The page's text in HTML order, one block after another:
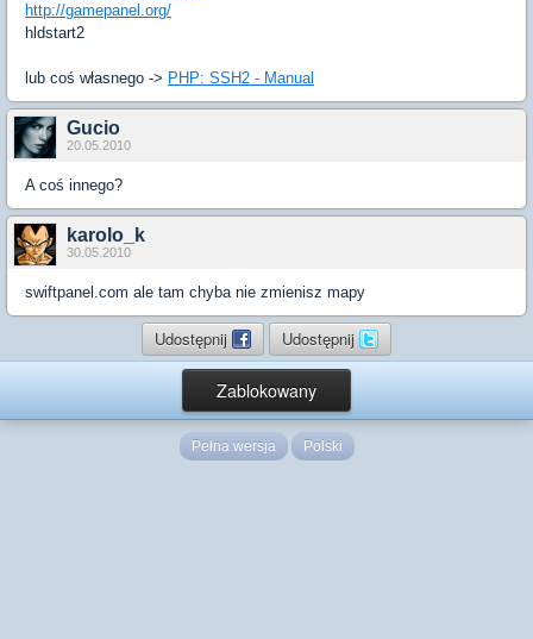
http://gamepanel.org/
hldstart2
lub coś własnego -> PHP: SSH2 - Manual
Gucio
20.05.2010
A coś innego?
karolo_k
30.05.2010
swiftpanel.com ale tam chyba nie zmienisz mapy
Udostępnij Udostępnij
Zablokowany
Pełna wersja Polski